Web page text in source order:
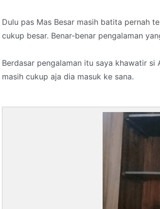
Dulu pas Mas Besar masih batita pernah
cukup besar. Benar-benar pengalaman
Berdasar pengalaman itu saya khawatir
masih cukup aja dia masuk ke sana.